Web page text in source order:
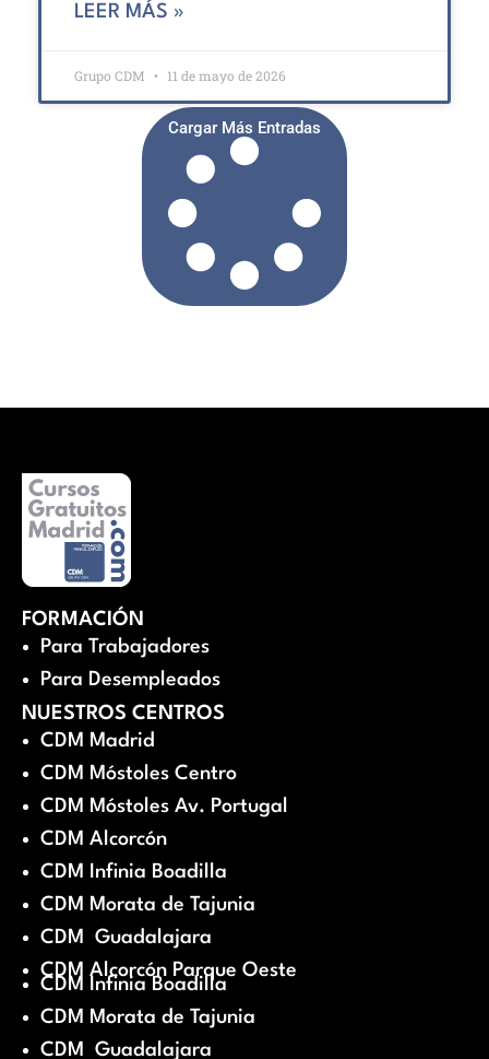
LEER MÁS »
Grupo CDM 11 de mayo de 2026
Cargar Más Entradas
FORMACIÓN
Para Trabajadores
Para Desempleados
NUESTROS CENTROS
CDM Madrid
CDM Móstoles Centro
CDM Móstoles Av. Portugal
CDM Alcorcón
CDM Infinia Boadilla
CDM Morata de Tajunia
CDM Guadalajara
CDM Alcorcón Parque Oeste
CDM Infinia Boadilla
CDM Morata de Tajunia
CDM Guadalajara